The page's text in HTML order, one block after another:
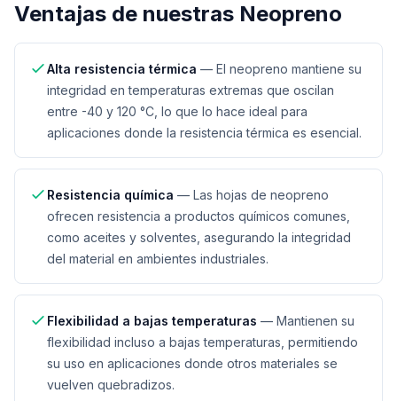
Ventajas de nuestras Neopreno
Alta resistencia térmica — El neopreno mantiene su
integridad en temperaturas extremas que oscilan
entre -40 y 120 °C, lo que lo hace ideal para
aplicaciones donde la resistencia térmica es esencial.
Resistencia química — Las hojas de neopreno
ofrecen resistencia a productos químicos comunes,
como aceites y solventes, asegurando la integridad
del material en ambientes industriales.
Flexibilidad a bajas temperaturas — Mantienen su
flexibilidad incluso a bajas temperaturas, permitiendo
su uso en aplicaciones donde otros materiales se
vuelven quebradizos.